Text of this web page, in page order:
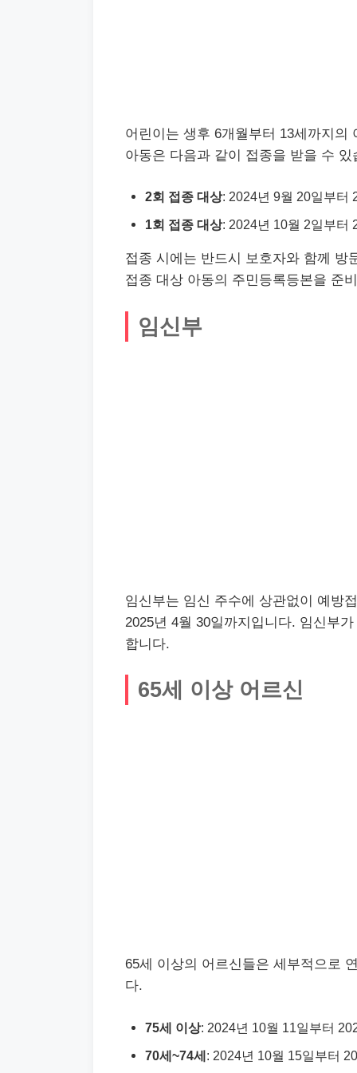
어린이는 생후 6개월부터 13세까지
아동은 다음과 같이 접종을 받을 수 있
2회 접종 대상: 2024년 9월 20일부터
1회 접종 대상: 2024년 10월 2일부터
접종 시에는 반드시 보호자와 함께 방
접종 대상 아동의 주민등록등본을 준
임신부
임신부는 임신 주수에 상관없이 예방
2025년 4월 30일까지입니다. 임신부
합니다.
65세 이상 어르신
65세 이상의 어르신들은 세부적으로
다.
75세 이상: 2024년 10월 11일부터
70세~74세: 2024년 10월 15일부터